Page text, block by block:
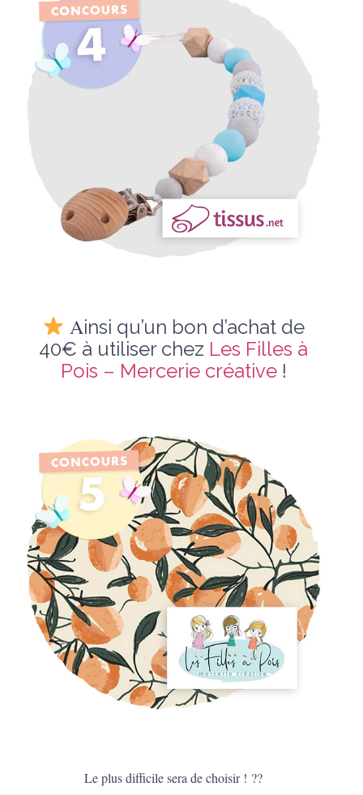
Ainsi qu’un bon d’achat de
40€ à utiliser chez Les Filles à
Pois – Mercerie créative!
Le plus difficile sera de choisir ! ??